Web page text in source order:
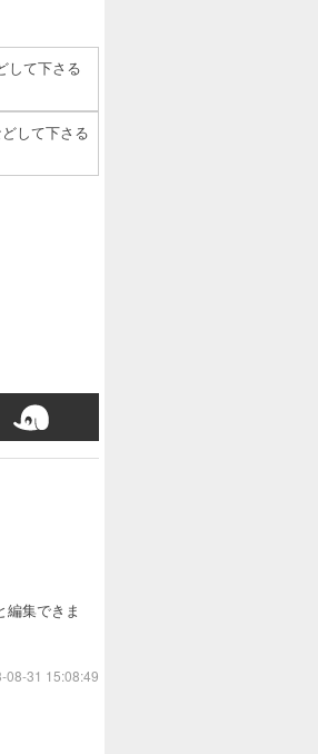
して下さる
して下さる
集できま
08-31 15:08:49